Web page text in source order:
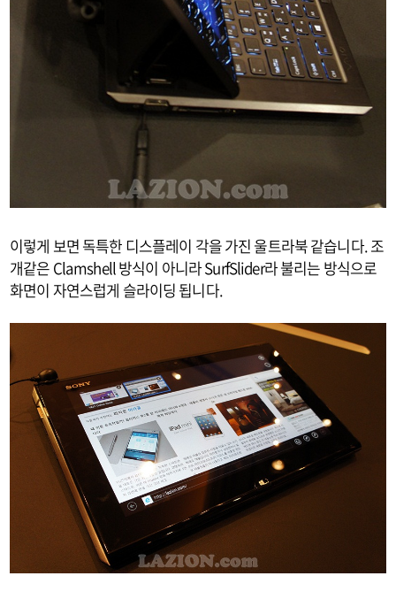
이렇게 보면 독특한 디스플레이 각을 가진 울트라북 같습니다. 조
개같은 Clamshell 방식이 아니라 SurfSlider라 불리는 방식으로
화면이 자연스럽게 슬라이딩 됩니다.